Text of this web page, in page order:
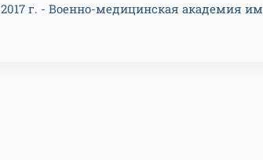
2017 г. - Военно-медицинская академия